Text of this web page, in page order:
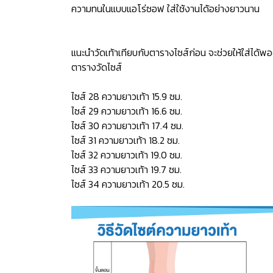
ความทนในแบบแอโร่ซอฟ ใส่ใช้งานได้อย่างยาวนาน
แนะนำวัดเท้าเทียบกับตารางไซส์ก่อน จะช่วยให้ใส่ได้พ
ตารางวัดไซส์
ไซส์ 28 ความยาวเท้า 15.9 ซม.
ไซส์ 29 ความยาวเท้า 16.6 ซม.
ไซส์ 30 ความยาวเท้า 17.4 ซม.
ไซส์ 31 ความยาวเท้า 18.2 ซม.
ไซส์ 32 ความยาวเท้า 19.0 ซม.
ไซส์ 33 ความยาวเท้า 19.7 ซม.
ไซส์ 34 ความยาวเท้า 20.5 ซม.